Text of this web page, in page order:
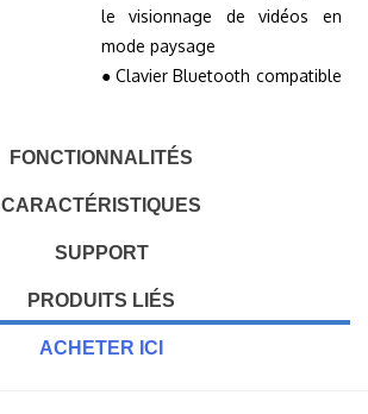
le visionnage de vidéos en
mode paysage
● Clavier Bluetooth compatible
FONCTIONNALITÉS
CARACTÉRISTIQUES
SUPPORT
PRODUITS LIÉS
ACHETER ICI